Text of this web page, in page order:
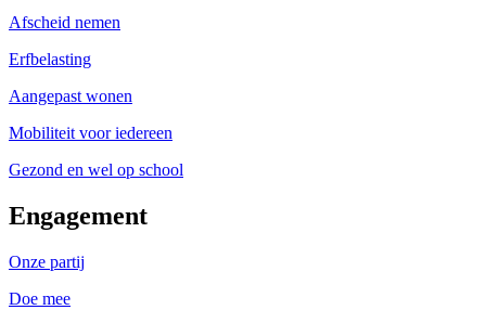
Afscheid nemen
Erfbelasting
Aangepast wonen
Mobiliteit voor iedereen
Gezond en wel op school
Engagement
Onze partij
Doe mee